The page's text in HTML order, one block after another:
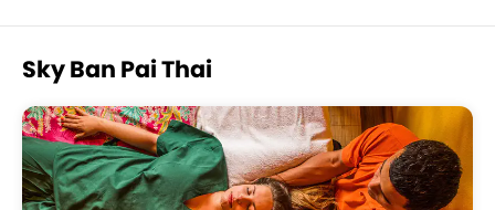
Sky Ban Pai Thai